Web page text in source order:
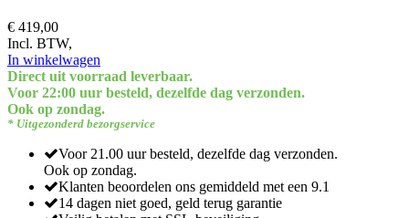
€ 419,00
Incl. BTW,
In winkelwagen
Direct uit voorraad leverbaar.
Voor 22:00 uur besteld, dezelfde dag verzonden.
Ook op zondag.
* Uitgezonderd bezorgservice
Voor 21.00 uur besteld, dezelfde dag verzonden.
Ook op zondag.
Klanten beoordelen ons gemiddeld met een 9.1
14 dagen niet goed, geld terug garantie